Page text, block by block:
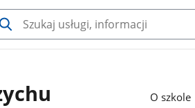
O szkole